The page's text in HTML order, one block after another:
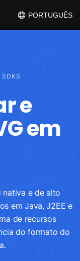
PORTUGUÊS
e
em
nativa e de alto
em Java, J2EE e
de recursos
do formato do